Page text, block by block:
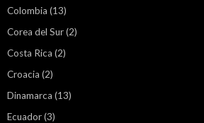
Colombia (13)
Corea del Sur(2)
Costa Rica (2)
Croacia (2)
Dinamarca (13)
Ecuador(3)